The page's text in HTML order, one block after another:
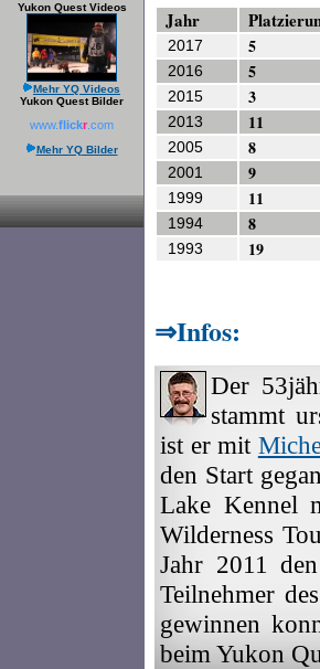
Yukon Quest Videos
Mehr YQ Videos
Yukon Quest Bilder
www.flickr .com
Mehr YQ Bilder
Jahr
2017 5
2016
5
2015
3
2013
11
2005
8
2001
9
1999
11
1994
8
1993
19
Infos:
Der
stammt
ist er mit
den Start
Lake Kennel
Wilderness
Jahr 2011
Teilnehmer
gewinnen
beim Yukon